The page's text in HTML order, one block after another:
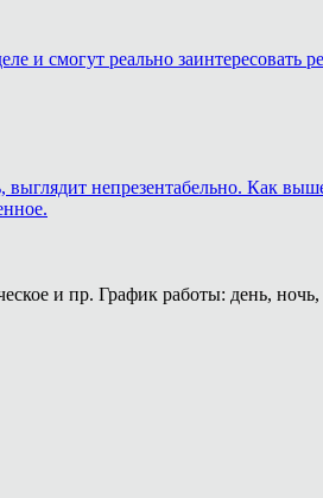
и смогут реально заинтересовать
непрезентабельно. Как
и пр. График работы: день,